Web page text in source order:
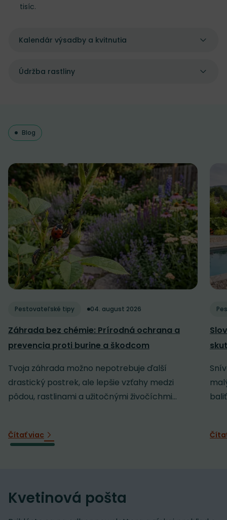
tisíc.
Kalendár výsadby a kvitnutia
Údržba rastliny
Blog
Pestovateľské tipy 04. august 2026
Záhrada bez chémie: Prírodná ochrana a
prevencia proti burine a škodcom
Tvoja záhrada možno nepotrebuje ďalší
drastický postrek, ale lepšie vzťahy medzi
pôdou, rastlinami a užitočnými živočíchmi...
Čítať viac
Kvetinová pošta